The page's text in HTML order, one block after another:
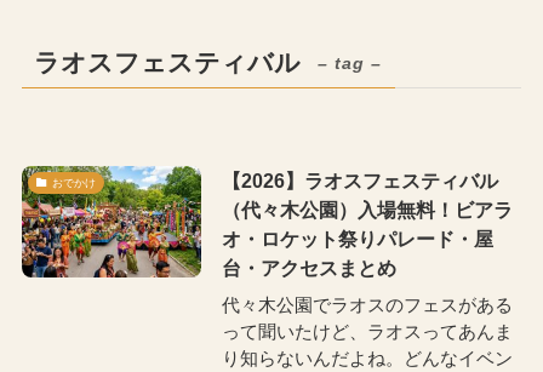
ラオスフェスティバル – tag –
おでかけ
【2026】ラオスフェスティバル
（代々木公園）入場無料！ビアラ
オ・ロケット祭りパレード・屋
台・アクセスまとめ
代々木公園でラオスのフェスがある
って聞いたけど、ラオスってあんま
り知らないんだよね。どんなイベン